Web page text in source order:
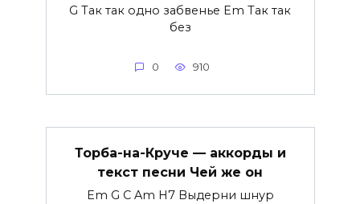
G Так так одно забвенье Em Так так
без
0 910
Торба-на-Круче — аккорды и
текст песни Чей же он
Em G C Am H7 Выдерни шнур